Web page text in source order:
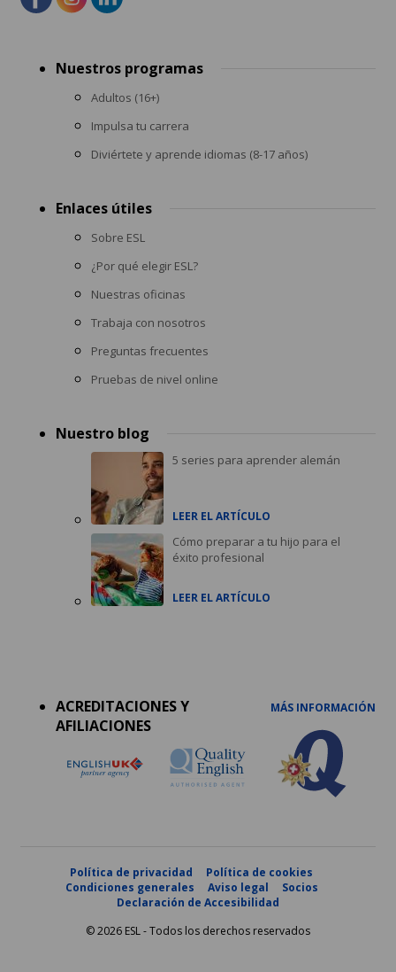
menuNuestros programas
Adultos (16+)
Impulsa tu carrera
Diviértete y aprende idiomas (8-17 años)
Enlaces útiles
Sobre ESL
¿Por qué elegir ESL?
Nuestras oficinas
Trabaja con nosotros
Preguntas frecuentes
Pruebas de nivel online
Nuestro blog
5 series para aprender alemán
LEER EL ARTÍCULO
Cómo preparar a tu hijo para el
éxito profesional
LEER EL ARTÍCULO
ACREDITACIONES Y
AFILIACIONES
MÁS INFORMACIÓN
Política de privacidad
Política de cookies
Condiciones generales
Aviso legal
Socios
Declaración de Accesibilidad
© 2026 ESL - Todos los derechos reservados